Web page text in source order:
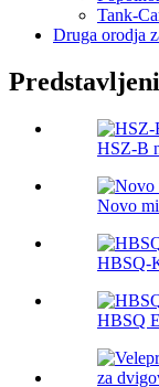
Tank-
Druga orodja
HSZ-B
Novo
HBSQ-
HBSQ